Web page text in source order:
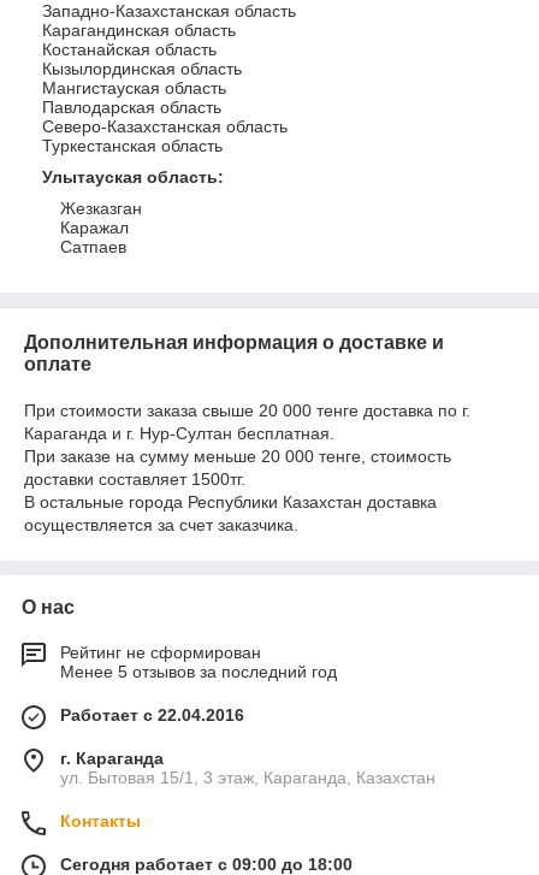
Западно-Казахстанская область
Карагандинская область
Костанайская область
Кызылординская область
Мангистауская область
Павлодарская область
Северо-Казахстанская область
Туркестанская область
Улытауская область:
Жезказган
Каражал
Сатпаев
Дополнительная информация о доставке и
оплате
При стоимости заказа свыше 20 000 тенге доставка по г.
Караганда и г. Нур-Султан бесплатная.
При заказе на сумму меньше 20 000 тенге, стоимость
доставки составляет 1500тг.
В остальные города Республики Казахстан доставка
осуществляется за счет заказчика.
О нас
Рейтинг не сформирован
Менее 5 отзывов за последний год
Работает с 22.04.2016
г. Караганда
ул. Бытовая 15/1, 3 этаж, Караганда, Казахстан
Контакты
Сегодня работает с 09:00 до 18:00